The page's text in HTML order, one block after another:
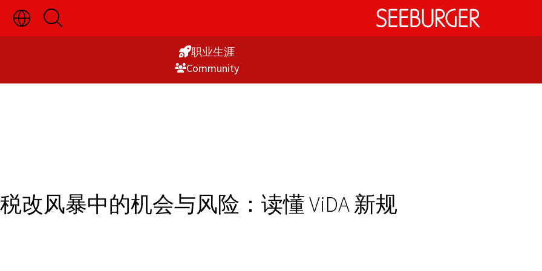
Skip
to
切
换
语
显
开
启
搜
职业生涯
Commu­nity
税改风暴中的机会与风险：读懂 ViDA 新规